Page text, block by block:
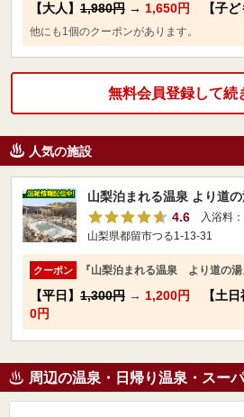
【大人】 1,980円 → 1,650円 【子ど
他にも1個のクーポンがあります。
無料会員登録して続
人気の施設
山梨泊まれる温泉 より道
4.6
入浴料：
山梨県都留市つる1-13-31
クーポン 『山梨泊まれる温泉 より道の湯
【平日】 1,300円 → 1,200円 【土日
0円
周辺の温泉・日帰り温泉・スー